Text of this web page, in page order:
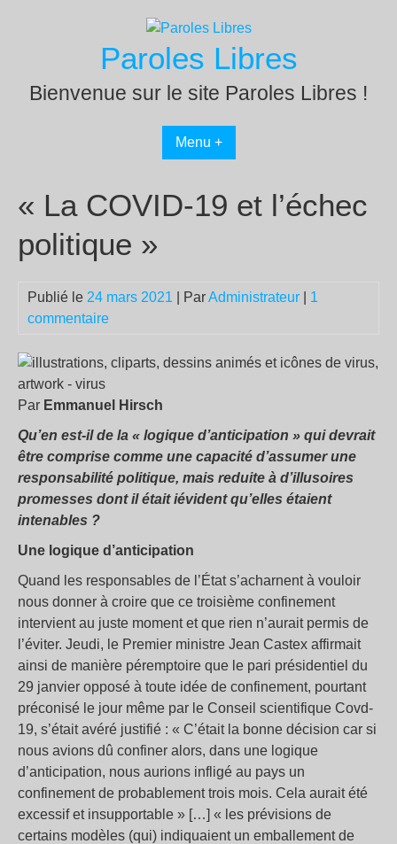
Paroles Libres
Bienvenue sur le site Paroles Libres !
Menu +
« La COVID-19 et l’échec
politique »
Publié le 24 mars 2021 | ParAdministrateur
1
commentaire
Par Emmanuel Hirsch
Qu’en est-il de la « logique d’anticipation » qui devrait
être comprise comme une capacité d’assumer une
responsabilité politique, mais reduite à d’illusoires
promesses dont il était iévident qu’elles étaient
intenables ?
Une logique d’anticipation
Quand les responsables de l’État s’acharnent à vouloir
nous donner à croire que ce troisième confinement
intervient au juste moment et que rien n’aurait permis de
l’éviter. Jeudi, le Premier ministre Jean Castex affirmait
ainsi de manière péremptoire que le pari présidentiel du
29 janvier opposé à toute idée de confinement, pourtant
préconisé le jour même par le Conseil scientifique Covd-
19, s’était avéré justifié : « C’était la bonne décision car si
nous avions dû confiner alors, dans une logique
d’anticipation, nous aurions infligé au pays un
confinement de probablement trois mois. Cela aurait été
excessif et insupportable » […] « les prévisions de
certains modèles (qui) indiquaient un emballement de